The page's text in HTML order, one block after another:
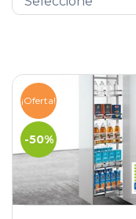
¡Oferta!
-50%